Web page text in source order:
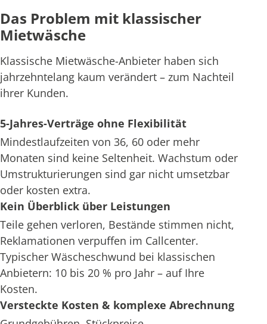
Das Problem mit klassischer
Mietwäsche
Klassische Mietwäsche-Anbieter haben sich
jahrzehntelang kaum verändert – zum Nachteil
ihrer Kunden.
5-Jahres-Verträge ohne Flexibilität
Mindestlaufzeiten von 36, 60 oder mehr
Monaten sind keine Seltenheit. Wachstum oder
Umstrukturierungen sind gar nicht umsetzbar
oder kosten extra.
Kein Überblick über Leistungen
Teile gehen verloren, Bestände stimmen nicht,
Reklamationen verpuffen im Callcenter.
Typischer Wäscheschwund bei klassischen
Anbietern: 10 bis 20 % pro Jahr – auf Ihre
Kosten.
Versteckte Kosten & komplexe Abrechnung